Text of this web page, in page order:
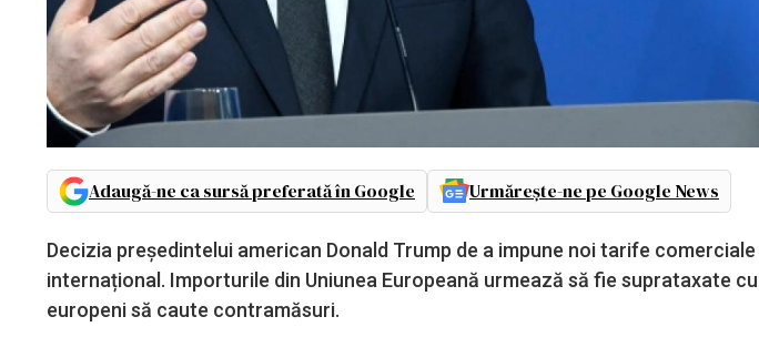
Adaugă-ne ca sursă preferată în Google Urmărește-ne pe Google News
Decizia președintelui american Donald Trump de a impune noi tarife
internațional. Importurile din Uniunea Europeană urmează să fie suprataxate
europeni să caute contramăsuri.